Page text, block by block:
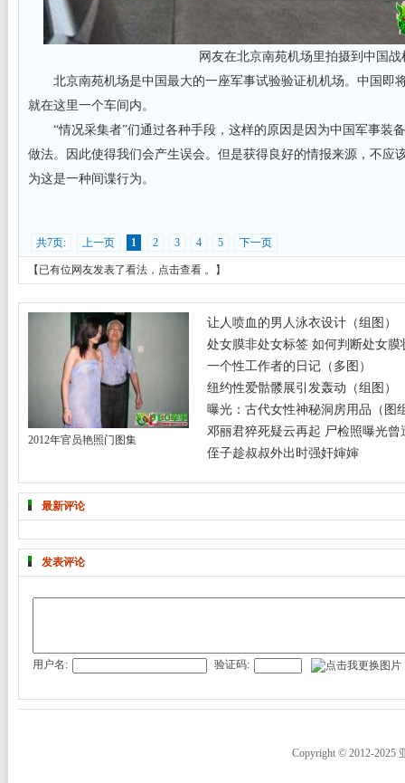
网友在北京南苑机场里拍摄到中国战
北京南苑机场是中国最大的一座军事试验验证机机场。中国即
就在这里一个车间内。
“情况采集者”们通过各种手段，这样的原因是因为中国军事装备
做法。因此使得我们会产生误会。但是获得良好的情报来源，不应
为这是一种间谍行为。
共7页: 上一页 1 2 3 4 5 下一页
【已有位网友发表了看法， 点击查看 。】
2012年官员艳照门图集
让人喷血的男人泳衣设计（组图）
处女膜非处女标签 如何判断处女膜
一个性工作者的日记（多图）
纽约性爱骷髅展引发轰动（组图）
曝光：古代女性神秘洞房用品（图
邓丽君猝死疑云再起 尸检照曝光曾
侄子趁叔叔外出时强奸婶婶
最新评论
发表评论
用户名: 验证码:
Copyright © 2012-2025